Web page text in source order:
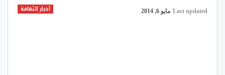
أخبار الثقافة Last updated مايو 6, 2014